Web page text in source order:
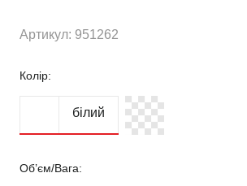
Артикул: 951262
Колір:
білий
Об’єм/Вага: